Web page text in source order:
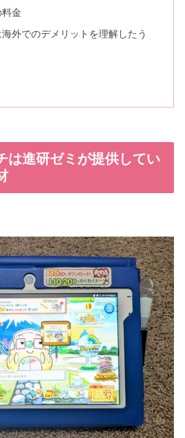
金
外でのデメリットを理解したう
は進研ゼミが提供してい